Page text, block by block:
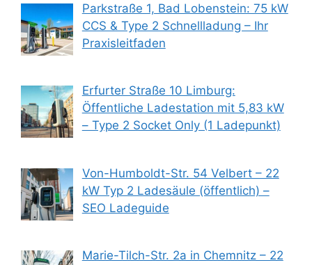
Parkstraße 1, Bad Lobenstein: 75 kW
CCS & Type 2 Schnellladung – Ihr
Praxisleitfaden
Erfurter Straße 10 Limburg:
Öffentliche Ladestation mit 5,83 kW
– Type 2 Socket Only (1 Ladepunkt)
Von-Humboldt-Str. 54 Velbert – 22
kW Typ 2 Ladesäule (öffentlich) –
SEO Ladeguide
Marie-Tilch-Str. 2a in Chemnitz – 22